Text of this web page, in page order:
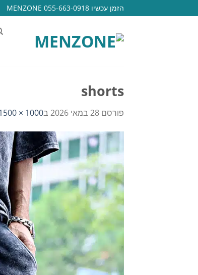
to
הזמן עכשיו 055-663-0918 MENZONE
shorts
פורסם 28 במאי 2026 ב1000 × 1500